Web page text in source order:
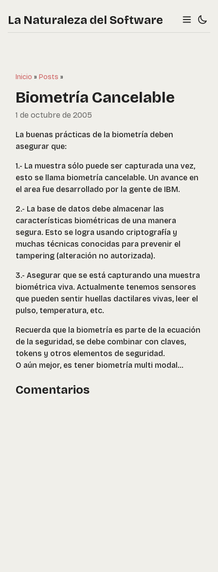
La Naturaleza del Software
Inicio » Posts »
Biometría Cancelable
1 de octubre de 2005
La buenas prácticas de la biometría deben
asegurar que:
1.- La muestra sólo puede ser capturada una vez,
esto se llama biometría cancelable. Un avance en
el area fue desarrollado por la gente de IBM.
2.- La base de datos debe almacenar las
características biométricas de una manera
segura. Esto se logra usando criptografía y
muchas técnicas conocidas para prevenir el
tampering (alteración no autorizada).
3.- Asegurar que se está capturando una muestra
biométrica viva. Actualmente tenemos sensores
que pueden sentir huellas dactilares vivas, leer el
pulso, temperatura, etc.
Recuerda que la biometría es parte de la ecuación
de la seguridad, se debe combinar con claves,
tokens y otros elementos de seguridad.
O aún mejor, es tener biometría multi modal…
Comentarios